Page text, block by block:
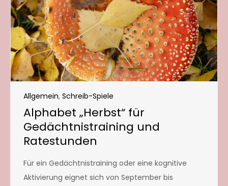
Allgemein, Schreib-Spiele
Alphabet „Herbst“ für
Gedächtnistraining und
Ratestunden
Für ein Gedächtnistraining oder eine kognitive
Aktivierung eignet sich von September bis